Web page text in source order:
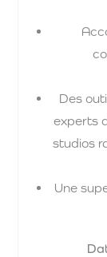
Des
experts
studios
Une